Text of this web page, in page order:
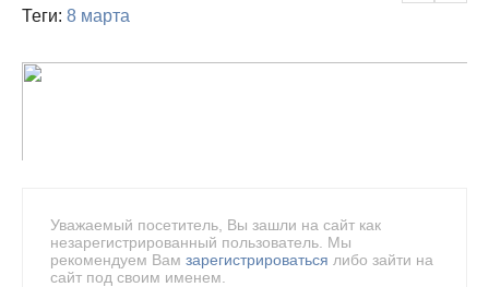
Теги: 8 марта
Уважаемый посетитель, Вы зашли на сайт как
незарегистрированный пользователь. Мы
рекомендуем Вам зарегистрироваться либо зайти на
сайт под своим именем.